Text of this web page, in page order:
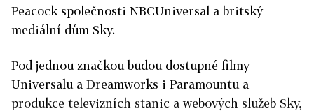
Peacock společnosti NBCUniversal a britský
mediální dům Sky.
Pod jednou značkou budou dostupné filmy
Universalu a Dreamworks i Paramountu a
produkce televizních stanic a webových služeb Sky,